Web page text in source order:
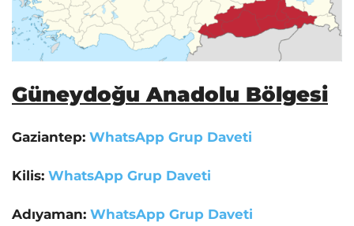
Güneydoğu Anadolu Bölgesi
Gaziantep: WhatsApp Grup Daveti
Kilis: WhatsApp Grup Daveti
Adıyaman: WhatsApp Grup Daveti